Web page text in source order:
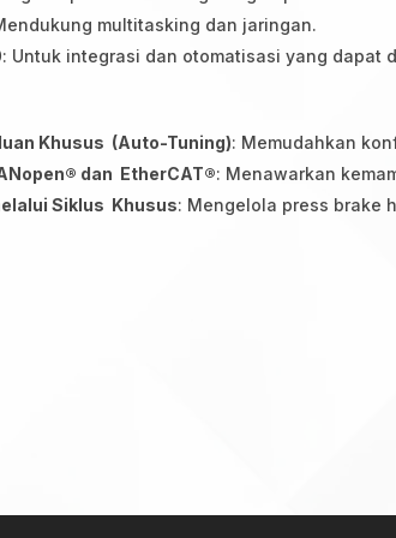
multitasking dan jaringan.
: Untuk integrasi dan otomatisasi yang dapat
Khusus (Auto-Tuning): Memudahkan
dan EtherCAT®: Menawarkan
Siklus Khusus: Mengelola press brake